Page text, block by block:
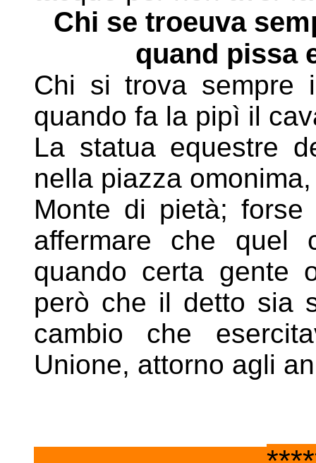
Chi se troeuva
quand pissa
Chi si trova sempre
quando fa la pipì il
La statua equestre
nella piazza
Monte di pietà;
affermare che quel
quando certa gente
però che il detto sia
cambio che
Unione, attorno agli